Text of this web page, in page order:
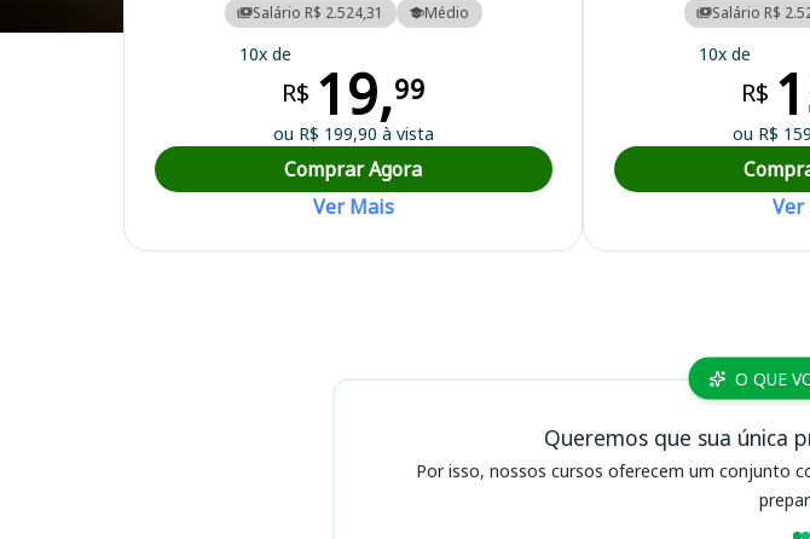
Curso Preparatório para o Concurso CDSA (AP) - Companhia Docas de Santana
Salário R$ 2.524,31 Médio
10x de
R$ 19,99
ou R$ 199,90 à vista
Comprar Agora
Ver Mais
Salário R$
10x de
R$
ou R$
Ver
Cursos CDSA (AP) O QUE
Queremos que sua única
Por isso, nossos cursos oferecem um conjunto